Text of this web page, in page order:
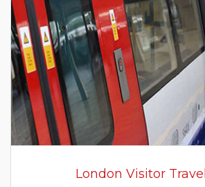
London Visitor